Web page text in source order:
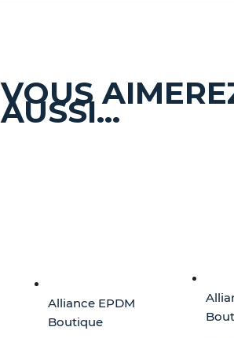
VOUS
AUSSI…
Alliance EPDM
Boutique